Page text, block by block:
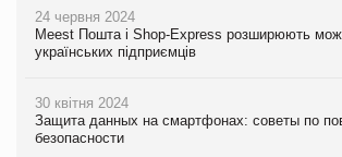
24 червня 2024
Meest Пошта і Shop-Express розширюють
українських підприємців
30 квітня 2024
Защита данных на смартфонах: советы по
безопасности